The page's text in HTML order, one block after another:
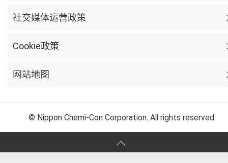
社交媒体运营政策
Cookie政策
网站地图
© Nippon Chemi-Con Corporation. All rights reserved.